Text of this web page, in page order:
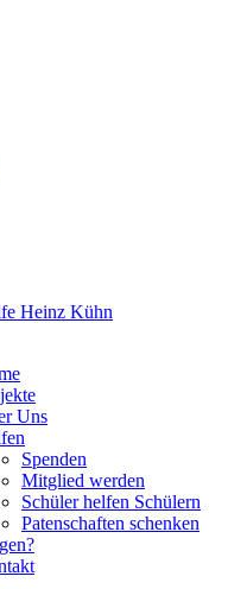
Uns
Spenden
Mitglied werden
Schüler helfen Schülern
Patenschaften schenken